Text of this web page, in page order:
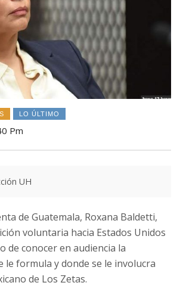
LO ÚLTIMO
Pm
UH
de Guatemala, Roxana Baldetti,
voluntaria hacia Estados Unidos
de conocer en audiencia la
le formula y donde se le involucra
de Los Zetas.